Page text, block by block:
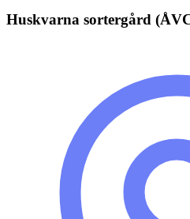
Huskvarna sortergård